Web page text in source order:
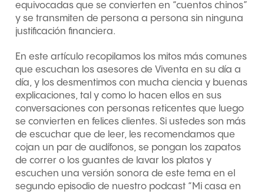
equivocadas que se convierten en “cuentos chinos”
y se transmiten de persona a persona sin ninguna
justificación financiera.
En este artículo recopilamos los mitos más comunes
que escuchan los asesores de Viventa en su día a
día, y los desmentimos con mucha ciencia y buenas
explicaciones, tal y como lo hacen ellos en sus
conversaciones con personas reticentes que luego
se convierten en felices clientes. Si ustedes son más
de escuchar que de leer, les recomendamos que
cojan un par de audífonos, se pongan los zapatos
de correr o los guantes de lavar los platos y
escuchen una versión sonora de este tema en el
segundo episodio de nuestro podcast “Mi casa en